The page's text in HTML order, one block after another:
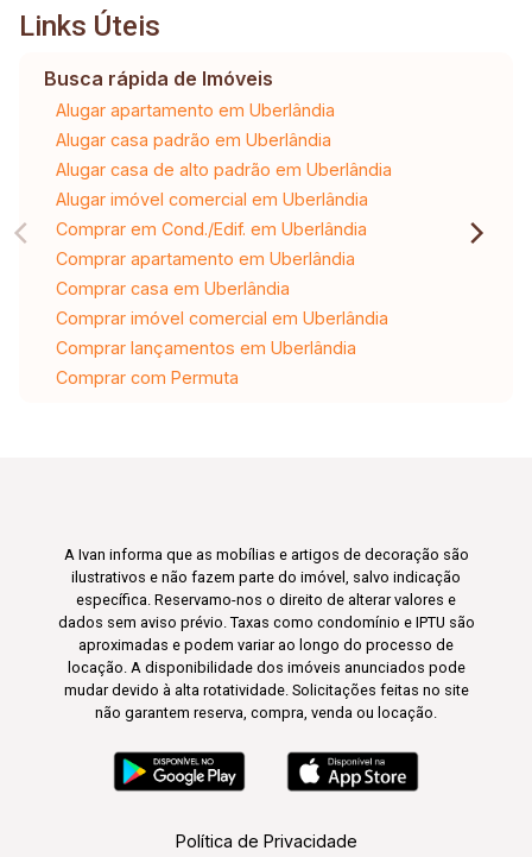
Links Úteis
Busca rápida de Imóveis
Alugar apartamento em Uberlândia
Alugar casa padrão em Uberlândia
Alugar casa de alto padrão em Uberlândia
Alugar imóvel comercial em Uberlândia
Comprar em Cond./Edif. em Uberlândia
Comprar apartamento em Uberlândia
Comprar casa em Uberlândia
Comprar imóvel comercial em Uberlândia
Comprar lançamentos em Uberlândia
Comprar com Permuta
A Ivan informa que as mobílias e artigos de decoração são
ilustrativos e não fazem parte do imóvel, salvo indicação
específica. Reservamo-nos o direito de alterar valores e
dados sem aviso prévio. Taxas como condomínio e IPTU são
aproximadas e podem variar ao longo do processo de
locação. A disponibilidade dos imóveis anunciados pode
mudar devido à alta rotatividade. Solicitações feitas no site
não garantem reserva, compra, venda ou locação.
Política de Privacidade